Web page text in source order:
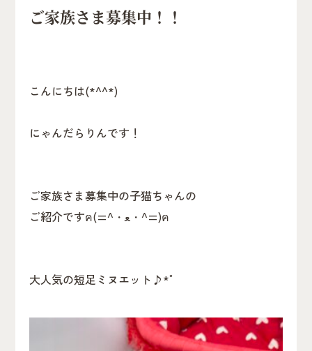
ご家族さま募集中！！
こんにちは(*^^*)
にゃんだらりんです！
ご家族さま募集中の子猫ちゃんの
ご紹介ですฅ(=^・ﻌ・^=)ฅ
大人気の短足ミヌエット♪*ﾟ